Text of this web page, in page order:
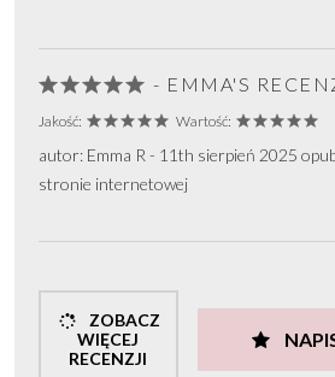
- EMMA'S
Jakość: Wartość:
autor: Emma R - 11th sierpień 2025
stronie internetowej
ZOBACZ
WIĘCEJ
RECENZJI